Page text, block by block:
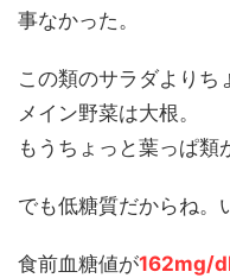
事なかった。
この類のサラダよりち
メイン野菜は大根。
もうちょっと葉っぱ類
でも低糖質だからね。
食前血糖値が162mg/